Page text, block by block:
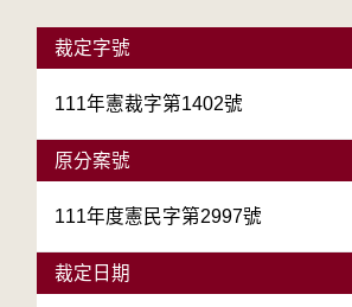
裁定字號
111年憲裁字第1402號
原分案號
111年度憲民字第2997號
裁定日期